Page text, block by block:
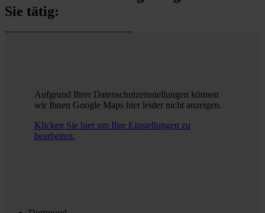
Sie tätig:
Aufgrund Ihrer Datenschutzeinstellungen können
wir Ihnen Google Maps hier leider nicht anzeigen.
Klicken Sie hier um Ihre Einstellungen zu
bearbeiten.